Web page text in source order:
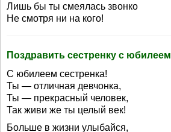
Лишь бы ты смеялась звонко
Не смотря ни на кого!
Поздравить сестренку с юбилеем
С юбилеем сестренка!
Ты — отличная девчонка,
Ты — прекрасный человек,
Так живи же ты целый век!
Больше в жизни улыбайся,